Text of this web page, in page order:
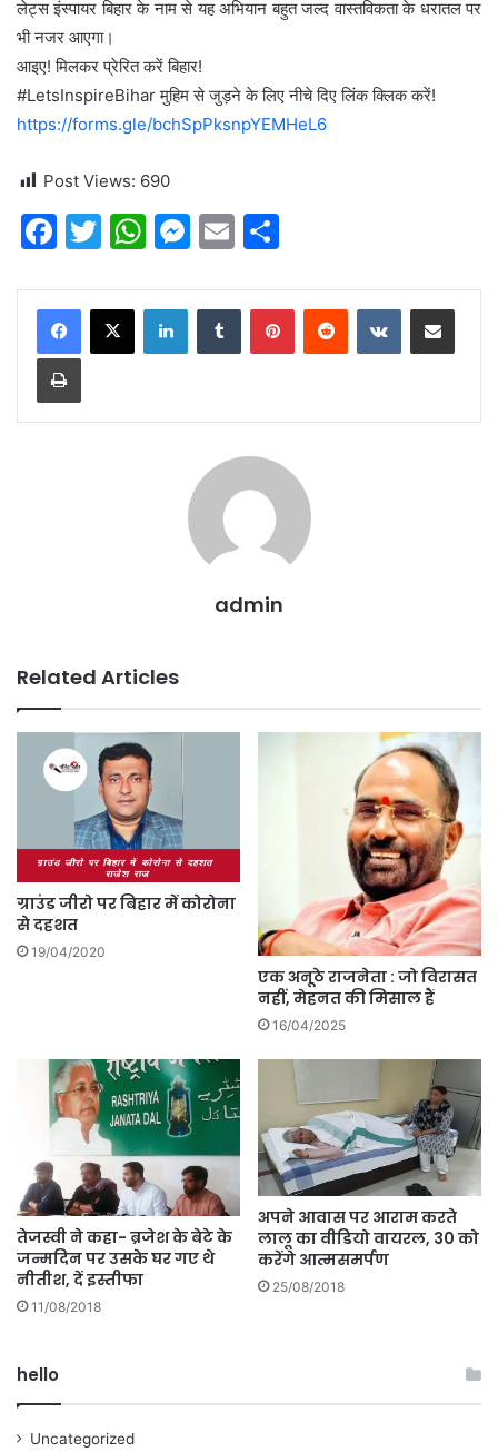
लेट्स इंस्पायर बिहार के नाम से यह अभियान बहुत जल्द वास्तविकता के धरातल पर
भी नजर आएगा।
आइए! मिलकर प्रेरित करें बिहार!
#LetsInspireBihar मुहिम से जुड़ने के लिए नीचे दिए लिंक क्लिक करें!
https://forms.gle/bchSpPksnpYEMHeL6
Post Views: 690
F
c
e
b
o
T
itt
er
W
at
s
M
s
er
E
ai ar
e
LinkedInTumblr PinterestReddit VKontakteShare via Email
Print
admin
Related Articles
ग्राउंड जीरो पर बिहार में कोरोना
से दहशत
19/04/2020
एक अनूठे राजनेता : जो विरासत
नहीं, मेहनत की मिसाल हैं
16/04/2025
तेजस्वी ने कहा- ब्रजेश के बेटे के
जन्मदिन पर उसके घर गए थे
नीतीश, दें इस्तीफा
11/08/2018
अपने आवास पर आराम करते
लालू का वीडियो वायरल, 30 को
करेंगे आत्मसमर्पण
25/08/2018
hello
Uncategorized